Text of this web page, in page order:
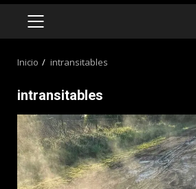
MENÚ
Inicio intransitables
intransitables